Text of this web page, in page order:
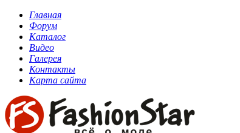
Главная
Форум
Каталог
Видео
Галерея
Контакты
Карта сайта